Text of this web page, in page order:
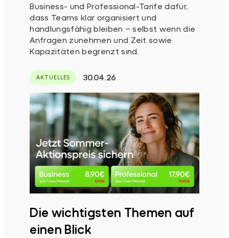
Business- und Professional-Tarife dafür,
dass Teams klar organisiert und
handlungsfähig bleiben – selbst wenn die
Anfragen zunehmen und Zeit sowie
Kapazitäten begrenzt sind.
AKTUELLES 30.04.26
Die wichtigsten Themen auf
einen Blick